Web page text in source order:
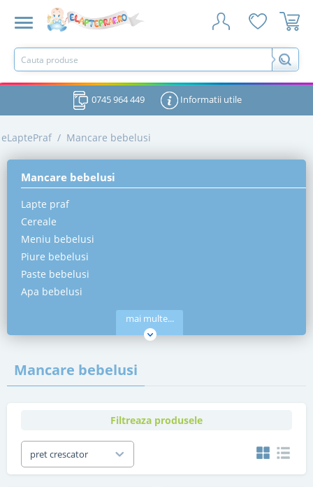
0745 964 449 Informatii utile
eLaptePraf / Mancare bebelusi
Mancare bebelusi
Lapte praf
Cereale
Meniu bebelusi
Piure bebelusi
Paste bebelusi
Apa bebelusi
mai multe...
Mancare bebelusi
Filtreaza produsele
pret crescator